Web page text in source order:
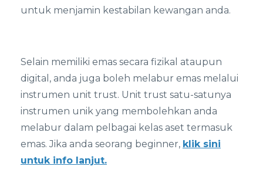
untuk menjamin kestabilan kewangan anda.
Selain memiliki emas secara fizikal ataupun
digital, anda juga boleh melabur emas melalui
instrumen unit trust. Unit trust satu-satunya
instrumen unik yang membolehkan anda
melabur dalam pelbagai kelas aset termasuk
emas. Jika anda seorang beginner, klik sini
untuk info lanjut.